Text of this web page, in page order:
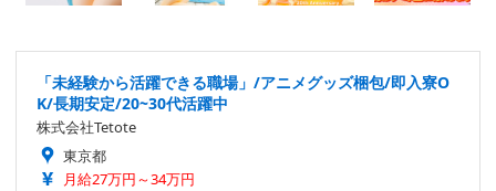
「未経験から活躍できる職場」/アニメグッズ梱包/即入寮O
K/長期安定/20~30代活躍中
株式会社Tetote
東京都
月給27万円～34万円